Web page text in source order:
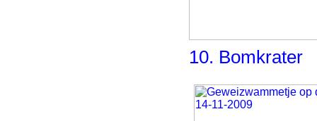
10. Bomkrater